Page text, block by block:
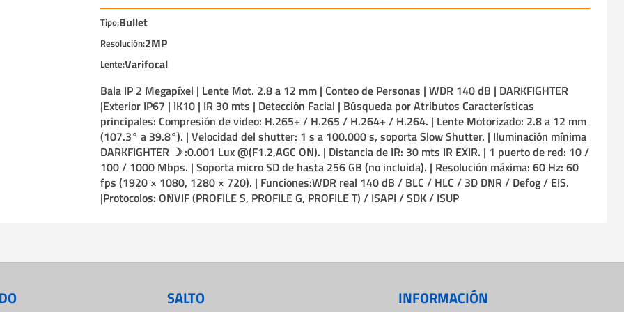
Tipo:Bullet
Resolución:2MP
Lente:Varifocal
Bala IP 2 Megapíxel | Lente Mot. 2.8 a 12 mm | Conteo de Personas | WDR 140 dB | DARKFIGHTER
|Exterior IP67 | IK10 | IR 30 mts | Detección Facial | Búsqueda por Atributos Características
principales: Compresión de video: H.265+ / H.265 / H.264+ / H.264. | Lente Motorizado: 2.8 a 12 mm
(107.3° a 39.8°). | Velocidad del shutter: 1 s a 100.000 s, soporta Slow Shutter. | Iluminación mínima
DARKFIGHTER ☽ :0.001 Lux @(F1.2,AGC ON). | Distancia de IR: 30 mts IR EXIR. | 1 puerto de red: 10 /
100 / 1000 Mbps. | Soporta micro SD de hasta 256 GB (no incluida). | Resolución máxima: 60 Hz: 60
fps (1920 × 1080, 1280 × 720). | Funciones:WDR real 140 dB / BLC / HLC / 3D DNR / Defog / EIS.
|Protocolos: ONVIF (PROFILE S, PROFILE G, PROFILE T) / ISAPI / SDK / ISUP
SALTO INFORMACIÓN